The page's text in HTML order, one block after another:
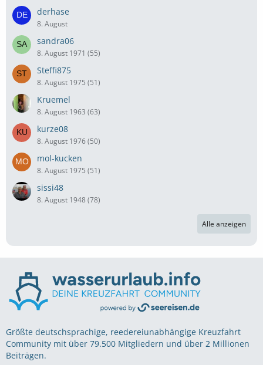
derhase
8. August
sandra06
8. August 1971 (55)
Steffi875
8. August 1975 (51)
Kruemel
8. August 1963 (63)
kurze08
8. August 1976 (50)
mol-kucken
8. August 1975 (51)
sissi48
8. August 1948 (78)
Alle anzeigen
Größte deutschsprachige, reedereiunabhängige Kreuzfahrt
Community mit über 79.500 Mitgliedern und über 2 Millionen
Beiträgen.